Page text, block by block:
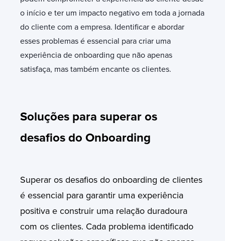
o início e ter um impacto negativo em toda a jornada
do cliente com a empresa. Identificar e abordar
esses problemas é essencial para criar uma
experiência de onboarding que não apenas
satisfaça, mas também encante os clientes.
Soluções para superar os
desafios do Onboarding
Superar os desafios do onboarding de clientes
é essencial para garantir uma experiência
positiva e construir uma relação duradoura
com os clientes. Cada problema identificado